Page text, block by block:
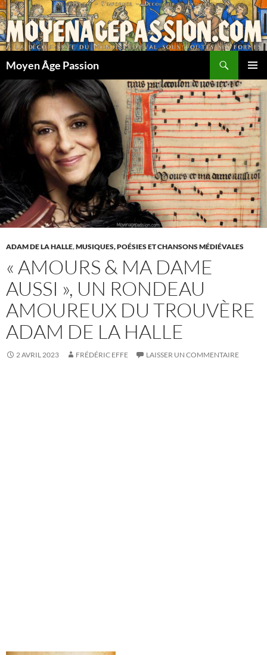
Aller
au
contenu
Moyen Âge Passion
MENU
ADAM DE LA HALLE,MUSIQUES, POÉSIES ET CHANSONS MÉDIÉVALES
« AMOURS & MA DAME
AUSSI », UN RONDEAU
AMOUREUX DU TROUVÈRE
ADAM DE LA HALLE
2 AVRIL 2023 FRÉDÉRIC EFFE LAISSER UN COMMENTAIRE